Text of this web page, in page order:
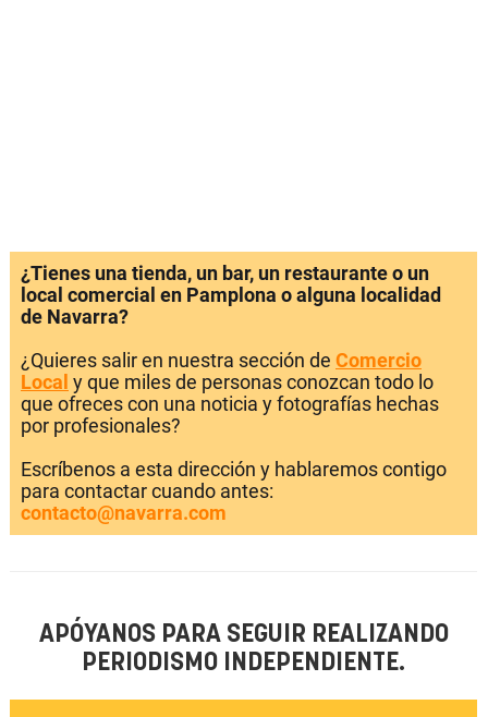
¿Tienes una tienda, un bar, un restaurante o un
local comercial en Pamplona o alguna localidad
de Navarra?
¿Quieres salir en nuestra sección de Comercio
Local y que miles de personas conozcan todo lo
que ofreces con una noticia y fotografías hechas
por profesionales?
Escríbenos a esta dirección y hablaremos contigo
para contactar cuando antes:
contacto@navarra.com
APÓYANOS PARA SEGUIR REALIZANDO
PERIODISMO INDEPENDIENTE.